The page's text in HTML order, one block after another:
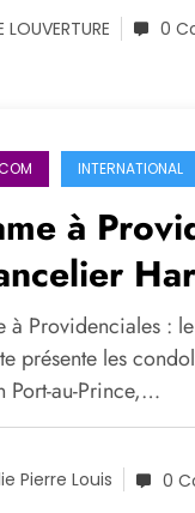
LOUVERTURE 0
INTERNATIONAL
à
les
à Providenciales :
présente les
Port-au-Prince,…
Pierre Louis 0